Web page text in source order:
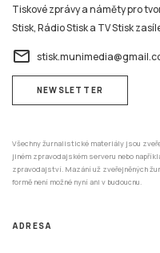
Tiskové zprávy a náměty pro
Stisk, Rádio Stisk a TV Stisk
email
NEWSLETTER
Všechny žurnalistické materiály jsou
jiném zpravodajském serveru nebo
zpravodajství. Mazání už zveřejněných
formě není možné nyní ani v budoucnu.
ADRESA